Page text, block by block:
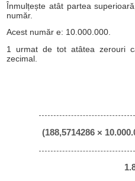
Înmulțește atât partea
număr.
Acest număr e: 10.000.000.
1 urmat de tot atâtea zerouri
zecimal.
(188,5714286 ×